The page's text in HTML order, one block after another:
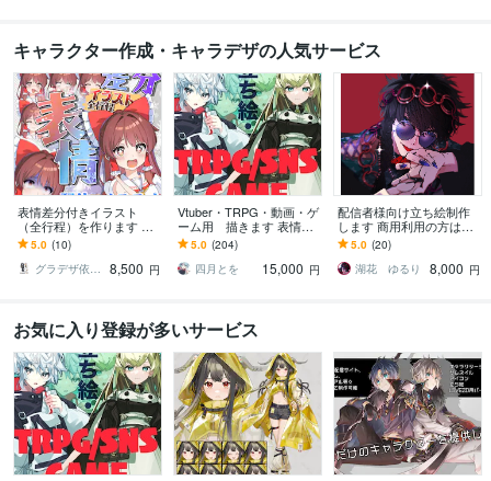
キャラクター作成・キャラデザの人気サービス
表情差分付きイラスト
（全行程）を作ります 配
信にオススメ！演出に合
わせたイラストを全行程
お作りします！
5.0 (10)
グラデザ依頼 ※活動名（グラデザねっこ）
8,500 円
Vtuber・TRPG・動画・ゲ
ーム用 描きます 表情差
分2枚無料付き（腰上～全
身制作の場合）
5.0 (204)
四月とを
15,000 円
配信者様向け立ち絵制作
します 商用利用の方はこ
ちらをご覧ください
5.0 (20)
湖花 ゆるり
8,000 円
お気に入り登録が多いサービス